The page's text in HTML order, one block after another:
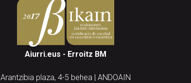
Aiurri.eus - Erroitz BM
Arantzibia plaza, 4-5 behea | ANDOAIN